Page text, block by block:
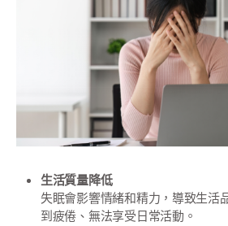
生活質量降低
失眠會影響情緒和精力，導致生活
到疲倦、無法享受日常活動。